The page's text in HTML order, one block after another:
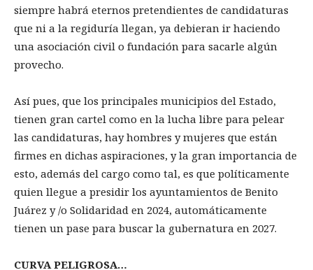
siempre habrá eternos pretendientes de candidaturas
que ni a la regiduría llegan, ya debieran ir haciendo
una asociación civil o fundación para sacarle algún
provecho.
Así pues, que los principales municipios del Estado,
tienen gran cartel como en la lucha libre para pelear
las candidaturas, hay hombres y mujeres que están
firmes en dichas aspiraciones, y la gran importancia de
esto, además del cargo como tal, es que políticamente
quien llegue a presidir los ayuntamientos de Benito
Juárez y /o Solidaridad en 2024, automáticamente
tienen un pase para buscar la gubernatura en 2027.
CURVA PELIGROSA…